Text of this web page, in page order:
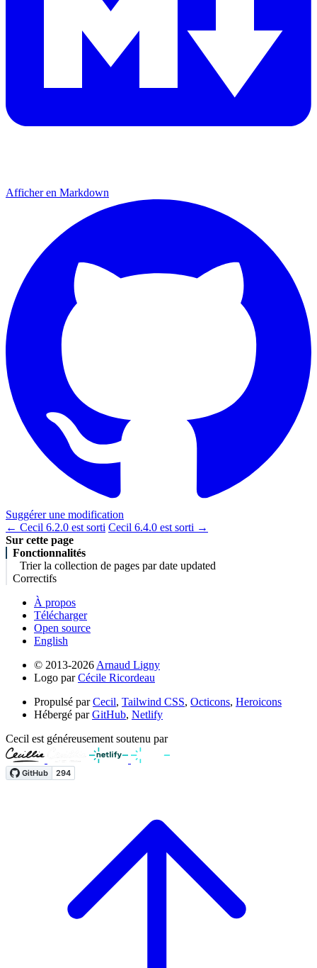
Afficher en Markdown
Suggérer une modification
← Cecil 6.2.0 est sorti Cecil 6.4.0 est sorti →
Sur cette page
Fonctionnalités
Trier la collection de pages par date updated
Correctifs
À propos
Télécharger
Open source
English
© 2013-2026 Arnaud Ligny
Logo parCécile Ricordeau
Propulsé parCecil, Tailwind CSS, Octicons, Heroicons
Hébergé parGitHub, Netlify
Cecil est généreusement soutenu par